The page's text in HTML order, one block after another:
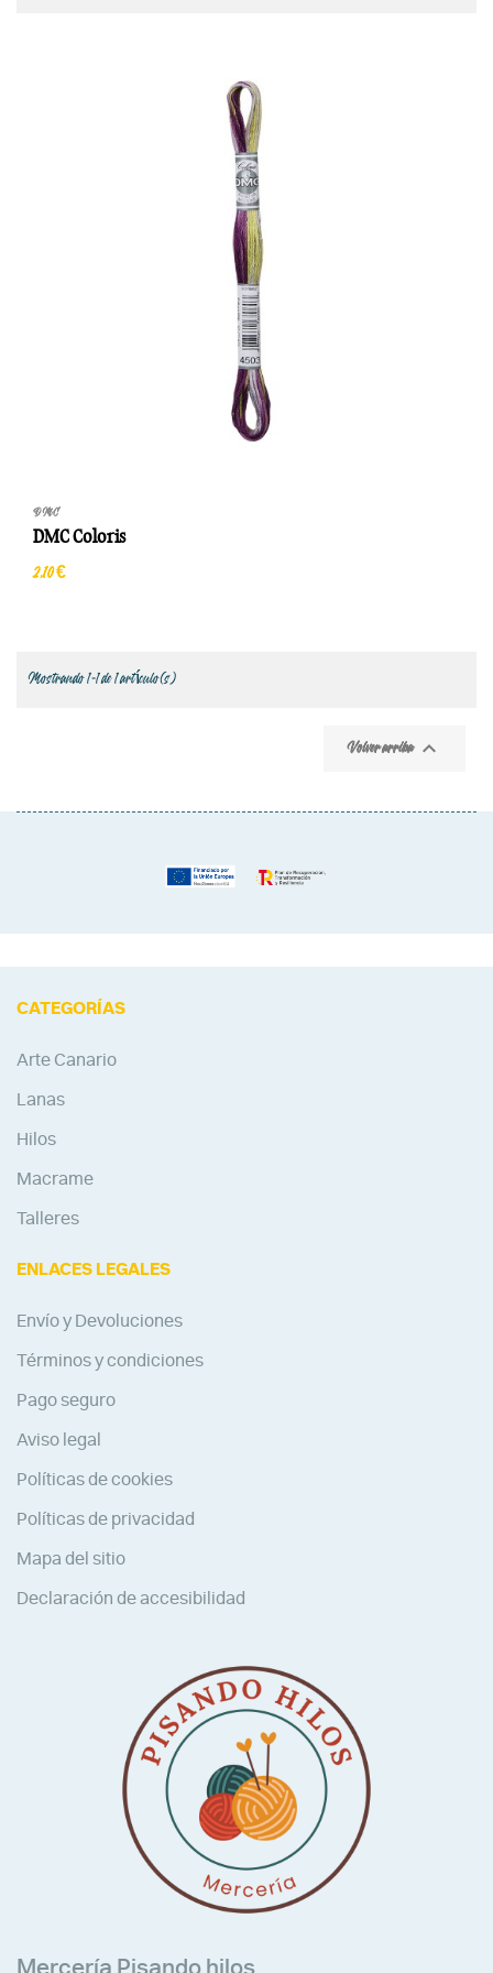
DMC
DMC Coloris
2,10 €
Mostrando 1-1 de 1 artículo(s)
Volver arriba 
CATEGORÍAS
Arte Canario
Lanas
Hilos
Macrame
Talleres
ENLACES LEGALES
Envío y Devoluciones
Términos y condiciones
Pago seguro
Aviso legal
Políticas de cookies
Políticas de privacidad
Mapa del sitio
Declaración de accesibilidad
Mercería Pisando hilos